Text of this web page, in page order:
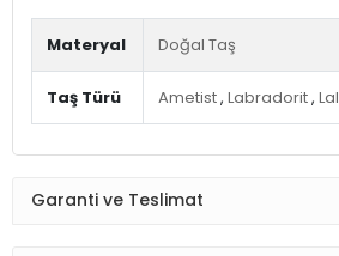
Materyal Doğal Taş
Taş Türü Ametist, Labradorit, Lal
Garanti ve Teslimat